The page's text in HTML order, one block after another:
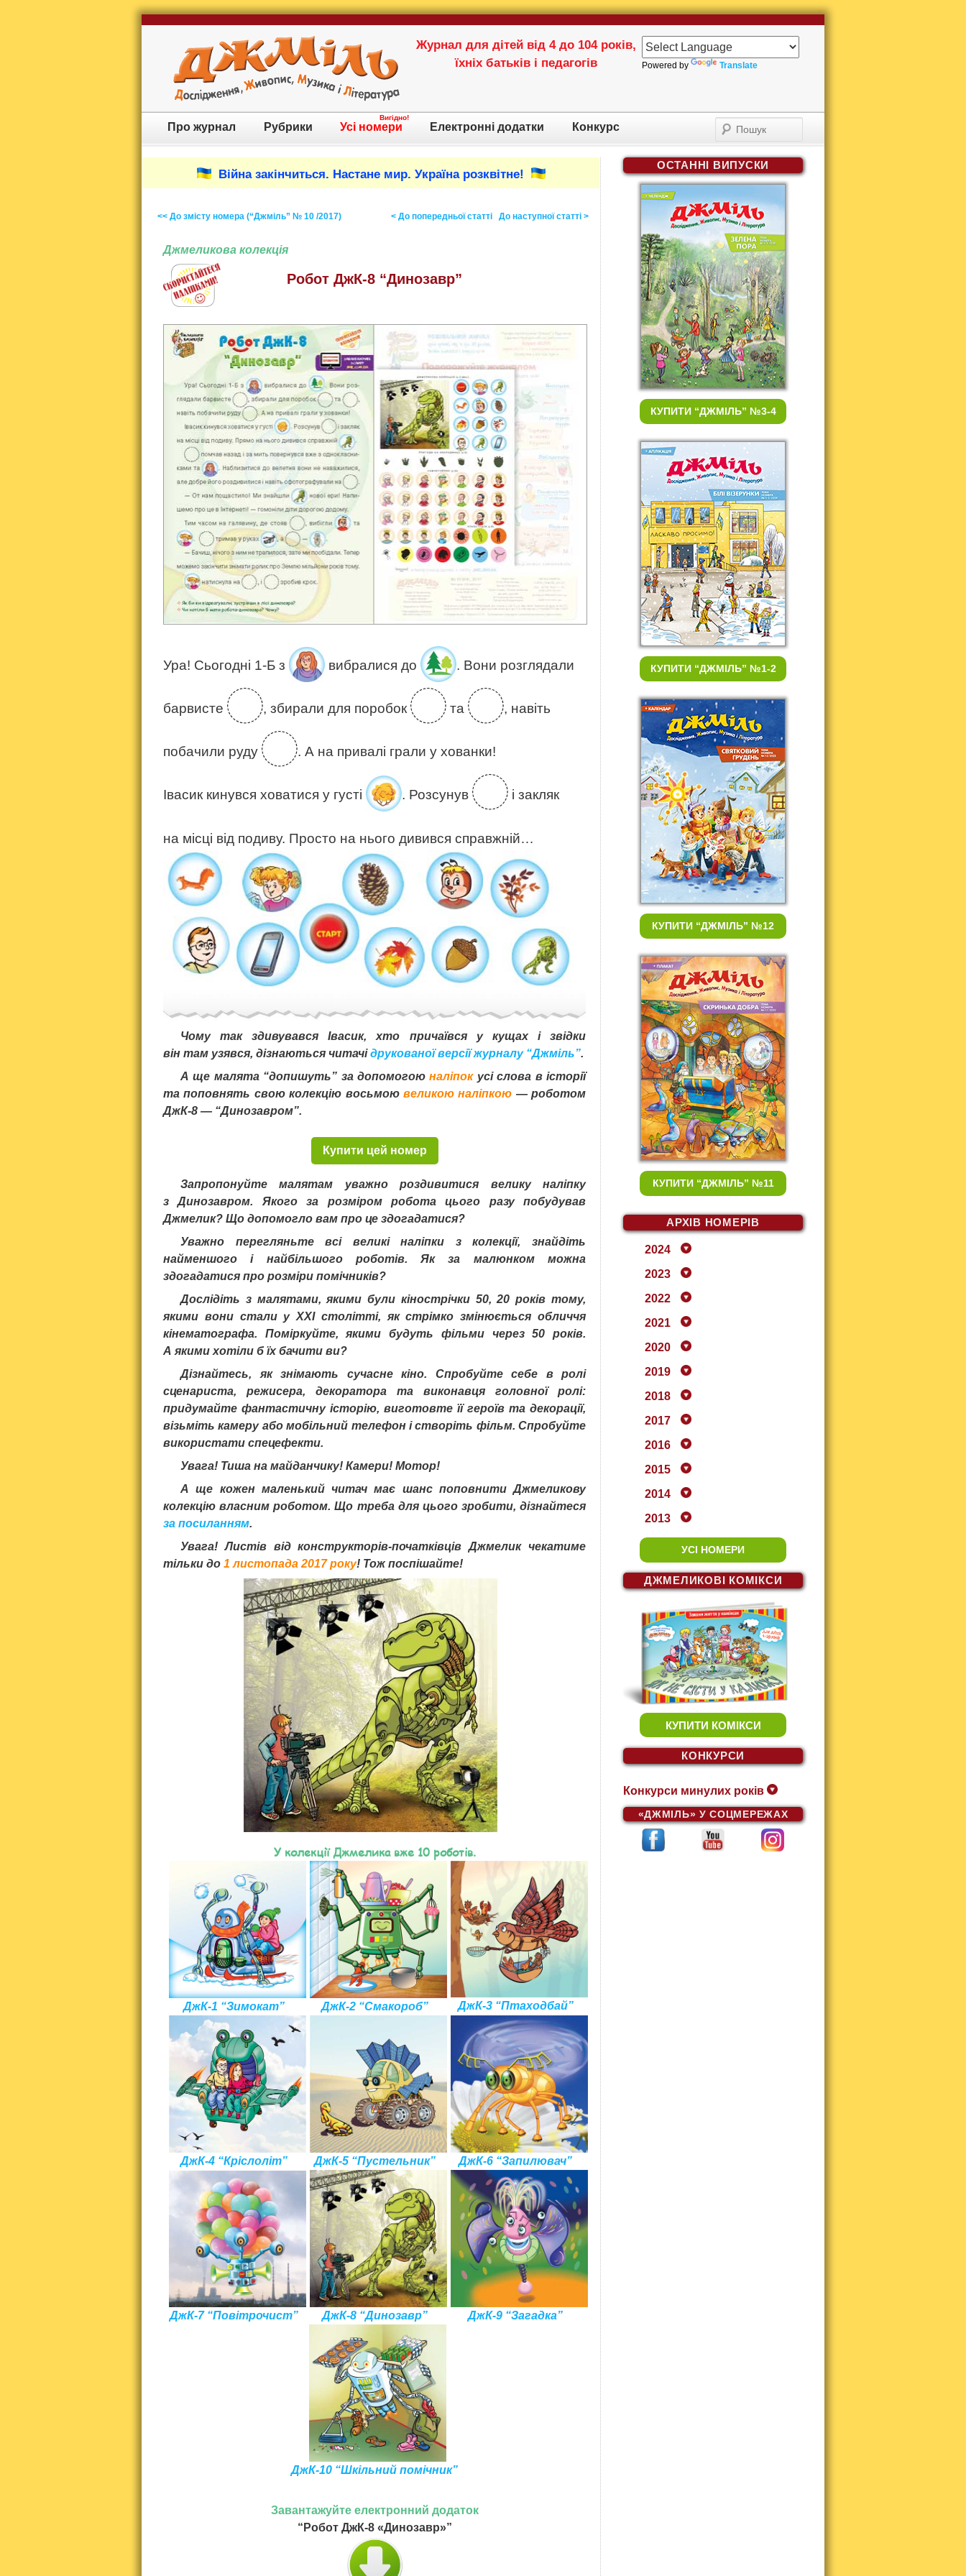
Powered by Translate
Журнал для дітей від 4 до 104 років,
їхніх батьків і педагогів
Про журнал Рубрики Усі номери
Вигідно!
Електронні додатки Конкурс
Війна закінчиться. Настане мир. Україна розквітне!
<< До змісту номера (“Джміль” № 10 /2017) < До попередньої статті До наступної статті >
Джмеликова колекція
Робот ДжК-8 “Динозавр”
Ура! Сьогодні 1-Б з вибралися до . Вони розглядали
барвисте , збирали для поробок та , навіть
побачили руду . А на привалі грали у хованки!
Івасик кинувся ховатися у густі . Розсунув і закляк
на місці від подиву. Просто на нього дивився справжній…
Чому так здивувався Івасик, хто причаївся у кущах і звідки
він там узявся, дізнаються читачідрукованої версії журналу “Джміль”.
А ще малята “допишуть” за допомогоюналіпокусі слова в історії
та поповнять свою колекцію восьмою великою наліпкою — роботом
ДжК-8 — “Динозавром”.
Купити цей номер
Запропонуйте малятам уважно роздивитися велику наліпку
з Динозавром. Якого за розміром робота цього разу побудував
Джмелик? Що допомогло вам про це здогадатися?
Уважно перегляньте всі великі наліпки з колекції, знайдіть
найменшого і найбільшого роботів. Як за малюнком можна
здогадатися про розміри помічників?
Дослідіть з малятами, якими були кінострічки 50, 20 років тому,
якими вони стали у XXI столітті, як стрімко змінюється обличчя
кінематографа. Поміркуйте, якими будуть фільми через 50 років.
А якими хотіли б їх бачити ви?
Дізнайтесь, як знімають сучасне кіно. Спробуйте себе в ролі
сценариста, режисера, декоратора та виконавця головної ролі:
придумайте фантастичну історію, виготовте її героїв та декорації,
візьміть камеру або мобільний телефон і створіть фільм. Спробуйте
використати спецефекти.
Увага! Тиша на майданчику! Камери! Мотор!
А ще кожен маленький читач має шанс поповнити Джмеликову
колекцію власним роботом. Що треба для цього зробити, дізнайтеся
за посиланням.
Увага! Листів від конструкторів-початківців Джмелик чекатиме
тільки до 1 листопада 2017 року! Тож поспішайте!
У колекції Джмелика вже 10 роботів.
ДжК-1 “Зимокат” ДжК-2 “Смакороб” ДжК-3 “Птаходбай”
ДжК-4 “Кріслоліт” ДжК-5 “Пустельник” ДжК-6 “Запилювач”
ДжК-7 “Повітрочист” ДжК-8 “Динозавр” ДжК-9 “Загадка”
ДжК-10 “Шкільний помічник”
Завантажуйте електронний додаток
“Робот ДжК-8 «Динозавр»”
ОСТАННІ ВИПУСКИ
КУПИТИ “ДЖМІЛЬ” №3-4
КУПИТИ “ДЖМІЛЬ” №1-2
КУПИТИ “ДЖМІЛЬ” №12
КУПИТИ “ДЖМІЛЬ” №11
АРХІВ НОМЕРІВ
2024
2023
2022
2021
2020
2019
2018
2017
2016
2015
2014
2013
УСІ НОМЕРИ
ДЖМЕЛИКОВІ КОМІКСИ
КУПИТИ КОМІКСИ
КОНКУРСИ
Конкурси минулих років
«ДЖМІЛЬ» У СОЦМЕРЕЖАХ